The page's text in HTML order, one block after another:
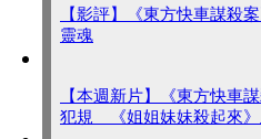
【影評】《東方快車謀殺
靈魂
【本週新片】《東方快車
犯規 《姐姐妹妹殺起來